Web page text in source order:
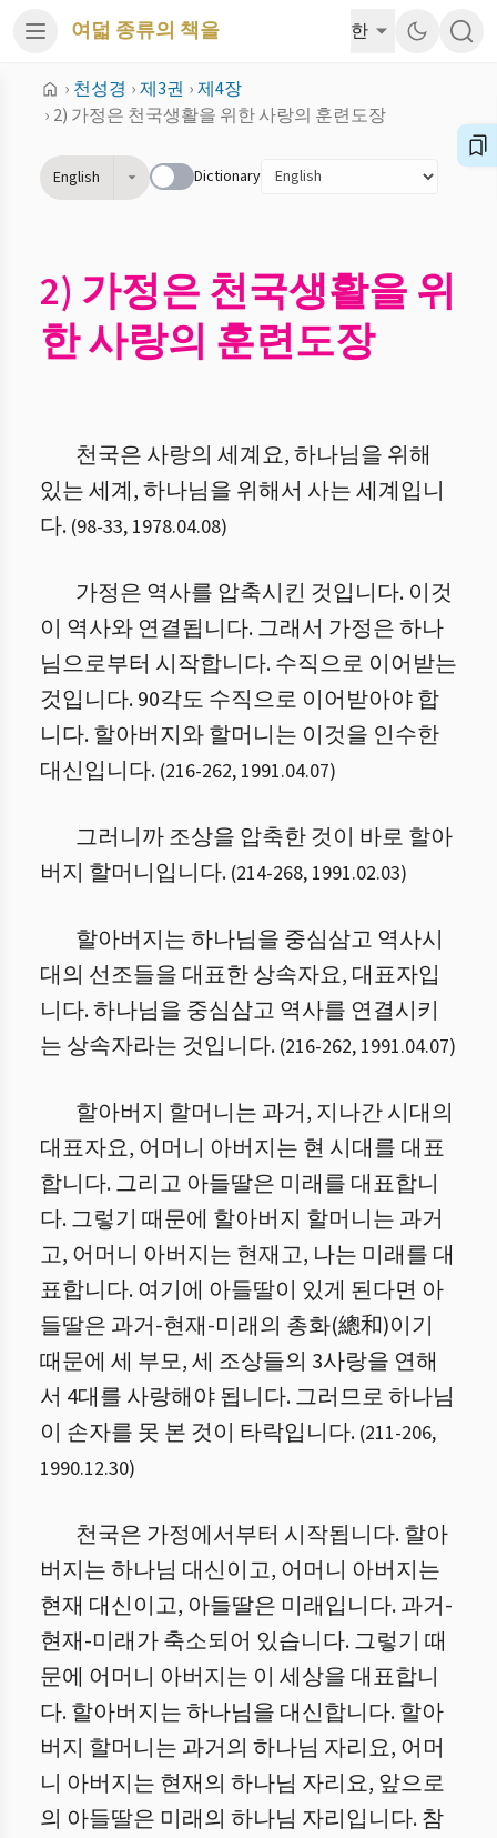
여덟 종류의 책을 한
› 천성경 ›제3권 ›제4장
› 2) 가정은 천국생활을 위한 사랑의 훈련도장
English Dictionary
2) 가정은 천국생활을 위
한 사랑의 훈련도장
천국은 사랑의 세계요, 하나님을 위해
있는 세계, 하나님을 위해서 사는 세계입니
다. (98-33, 1978.04.08)
가정은 역사를 압축시킨 것입니다. 이것
이 역사와 연결됩니다. 그래서 가정은 하나
님으로부터 시작합니다. 수직으로 이어받는
것입니다. 90각도 수직으로 이어받아야 합
니다. 할아버지와 할머니는 이것을 인수한
대신입니다. (216-262, 1991.04.07)
그러니까 조상을 압축한 것이 바로 할아
버지 할머니입니다. (214-268, 1991.02.03)
할아버지는 하나님을 중심삼고 역사시
대의 선조들을 대표한 상속자요, 대표자입
니다. 하나님을 중심삼고 역사를 연결시키
는 상속자라는 것입니다. (216-262, 1991.04.07)
할아버지 할머니는 과거, 지나간 시대의
대표자요, 어머니 아버지는 현 시대를 대표
합니다. 그리고 아들딸은 미래를 대표합니
다. 그렇기 때문에 할아버지 할머니는 과거
고, 어머니 아버지는 현재고, 나는 미래를 대
표합니다. 여기에 아들딸이 있게 된다면 아
들딸은 과거-현재-미래의 총화(總和)이기
때문에 세 부모, 세 조상들의 3사랑을 연해
서 4대를 사랑해야 됩니다. 그러므로 하나님
이 손자를 못 본 것이 타락입니다. (211-206,
1990.12.30)
천국은 가정에서부터 시작됩니다. 할아
버지는 하나님 대신이고, 어머니 아버지는
현재 대신이고, 아들딸은 미래입니다. 과거-
현재-미래가 축소되어 있습니다. 그렇기 때
문에 어머니 아버지는 이 세상을 대표합니
다. 할아버지는 하나님을 대신합니다. 할아
버지 할머니는 과거의 하나님 자리요, 어머
니 아버지는 현재의 하나님 자리요, 앞으로
의 아들딸은 미래의 하나님 자리입니다. 참